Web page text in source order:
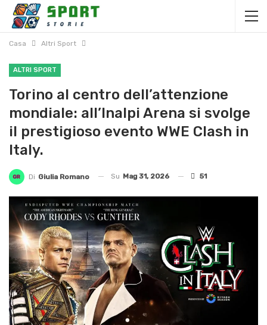
Casa Altri Sport
ALTRI SPORT
Torino al centro dell’attenzione
mondiale: all’Inalpi Arena si svolge
il prestigioso evento WWE Clash in
Italy.
Di Giulia Romano Su Mag 31, 2026 51